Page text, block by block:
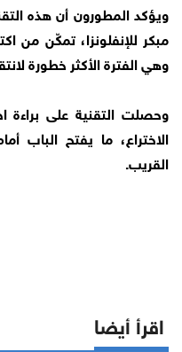
ويؤكد المطورون أن هذه
مبكر للإنفلونزا، تمكّن من
وهي الفترة الأكثر خطورة
وحصلت التقنية على براءة
الاختراع، ما يفتح الباب
القريب.
اقرأ أيضا